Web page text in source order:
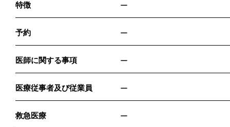
特徴 ー
予約 ー
医師に関する事項 ー
医療従事者及び従業員 ー
救急医療 ー